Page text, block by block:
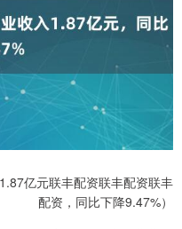
亿元联丰配资联丰配资联丰
配资，同比下降9.47%）